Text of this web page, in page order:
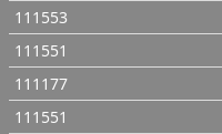
111553
111551
111177
111551